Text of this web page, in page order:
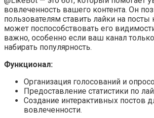
вовлеченность вашего контента. Он
пользователям ставить лайки на посты
может поспособствовать его
важно, особенно если ваш канал
набирать популярность.
Функционал:
Организация голосований и
Предоставление статистики по
Создание интерактивных постов
вовлеченности.